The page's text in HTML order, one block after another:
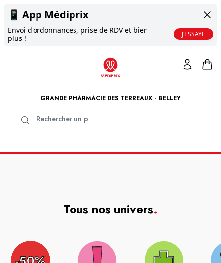
📱 App Médiprix
Envoi d'ordonnances, prise de RDV et bien
plus !
J'ESSAYE
GRANDE PHARMACIE DES TERREAUX - BELLEY
Tous nos univers.